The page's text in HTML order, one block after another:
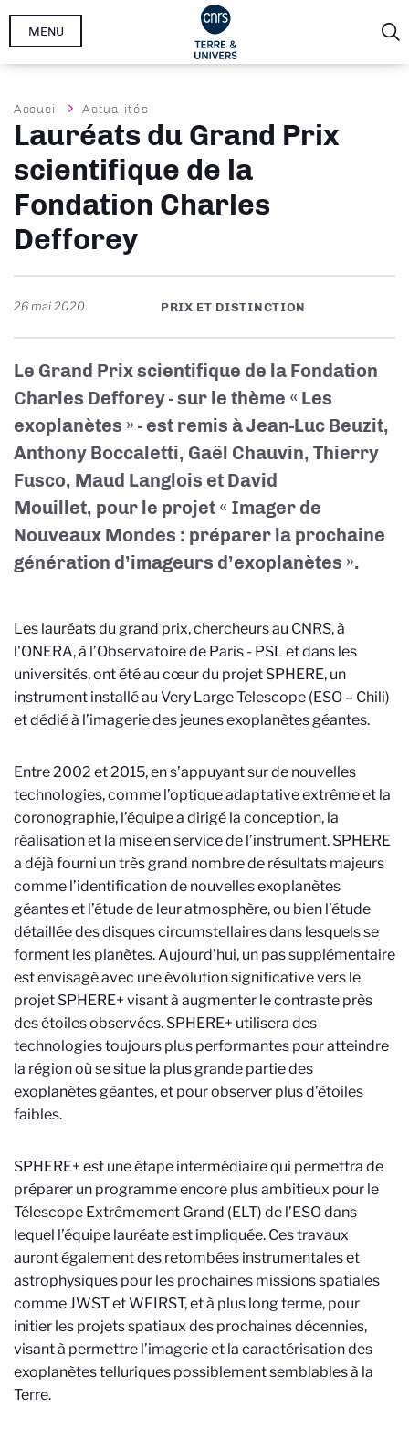
Aller
MENU
Fil
d'Ariane
Accueil Actualités
Lauréats du Grand Prix
scientifique de la
Fondation Charles
Defforey
26 mai 2020 PRIX ET DISTINCTION
Le Grand Prix scientifique de la Fondation
Charles Defforey - sur le thème « Les
exoplanètes » - est remis à Jean-Luc Beuzit,
Anthony Boccaletti, Gaël Chauvin, Thierry
Fusco, Maud Langlois et David
Mouillet, pour le projet « Imager de
Nouveaux Mondes : préparer la prochaine
génération d’imageurs d’exoplanètes ».
Les lauréats du grand prix, chercheurs au CNRS, à
l'ONERA, à l’Observatoire de Paris - PSL et dans les
universités, ont été au cœur du projet SPHERE, un
instrument installé au Very Large Telescope (ESO – Chili)
et dédié à l’imagerie des jeunes exoplanètes géantes.
Entre 2002 et 2015, en s’appuyant sur de nouvelles
technologies, comme l’optique adaptative extrême et la
coronographie, l’équipe a dirigé la conception, la
réalisation et la mise en service de l’instrument. SPHERE
a déjà fourni un très grand nombre de résultats majeurs
comme l’identification de nouvelles exoplanètes
géantes et l’étude de leur atmosphère, ou bien l’étude
détaillée des disques circumstellaires dans lesquels se
forment les planètes. Aujourd’hui, un pas supplémentaire
est envisagé avec une évolution significative vers le
projet SPHERE+ visant à augmenter le contraste près
des étoiles observées. SPHERE+ utilisera des
technologies toujours plus performantes pour atteindre
la région où se situe la plus grande partie des
exoplanètes géantes, et pour observer plus d’étoiles
faibles.
SPHERE+ est une étape intermédiaire qui permettra de
préparer un programme encore plus ambitieux pour le
Télescope Extrêmement Grand (ELT) de l’ESO dans
lequel l’équipe lauréate est impliquée. Ces travaux
auront également des retombées instrumentales et
astrophysiques pour les prochaines missions spatiales
comme JWST et WFIRST, et à plus long terme, pour
initier les projets spatiaux des prochaines décennies,
visant à permettre l’imagerie et la caractérisation des
exoplanètes telluriques possiblement semblables à la
Terre.